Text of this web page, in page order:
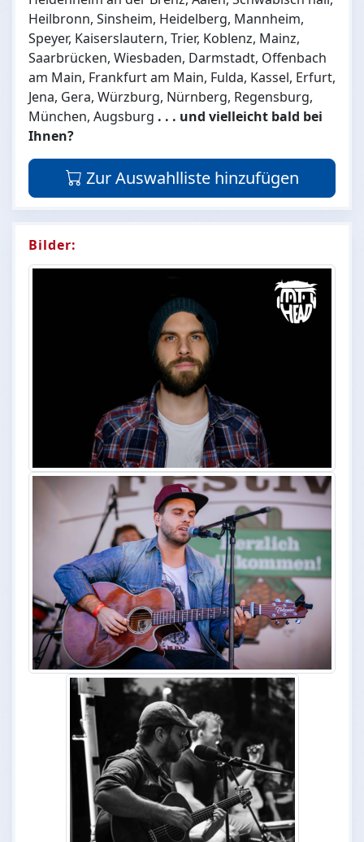
Heilbronn, Sinsheim, Heidelberg, Mannheim,
Speyer, Kaiserslautern, Trier, Koblenz, Mainz,
Saarbrücken, Wiesbaden, Darmstadt, Offenbach
am Main, Frankfurt am Main, Fulda, Kassel, Erfurt,
Jena, Gera, Würzburg, Nürnberg, Regensburg,
München, Augsburg . . . und vielleicht bald bei
Ihnen?
Zur Auswahlliste hinzufügen
Bilder: